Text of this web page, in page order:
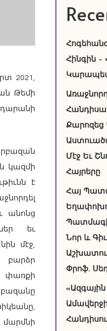
2021,
Թեմի
կազմի
է
անոնց
եւ
մէջ,
բարձր
փառքի
Հինգին –
Քարոզեց
Մէջ Եւ
Հայրերը
Հայ
Նոր և
Փրոֆ.